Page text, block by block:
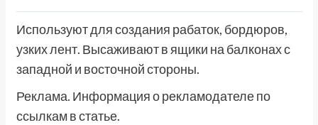
Используют для создания рабаток, бордюров,
узких лент. Высаживают в ящики на балконах с
западной и восточной стороны.
Реклама. Информация о рекламодателе по
ссылкам в статье.